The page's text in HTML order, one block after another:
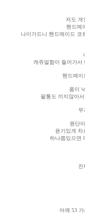
저도 개
핸드메
나이가드니 핸드메이드 코
캐쥬얼함이 들어가서
핸드메이
품이
팔통도 끼지않아
무
원단
윤기있게 차
하나쯤있으면
진
어깨 53